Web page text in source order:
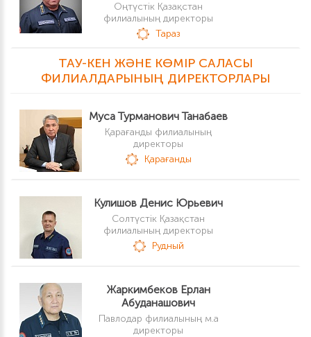
Оңтүстік Қазақстан
филиалының директоры
Тараз
ТАУ-КЕН ЖӘНЕ КӨМІР САЛАСЫ
ФИЛИАЛДАРЫНЫҢ ДИРЕКТОРЛАРЫ
Муса Турманович Танабаев
Қарағанды филиалының
директоры
Қарағанды
Кулишов Денис Юрьевич
Солтүстік Қазақстан
филиалының директоры
Рудный
Жаркимбеков Ерлан
Абуданашович
Павлодар филиалының м.а
директоры